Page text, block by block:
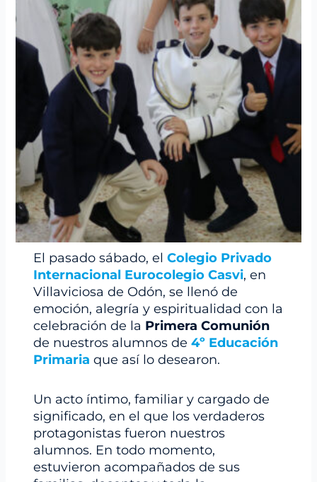
El pasado sábado, el Colegio Privado
Internacional Eurocolegio Casvi, en
Villaviciosa de Odón, se llenó de
emoción, alegría y espiritualidad con la
celebración de la Primera Comunión
de nuestros alumnos de4º Educación
Primaria que así lo desearon.
Un acto íntimo, familiar y cargado de
significado, en el que los verdaderos
protagonistas fueron nuestros
alumnos. En todo momento,
estuvieron acompañados de sus